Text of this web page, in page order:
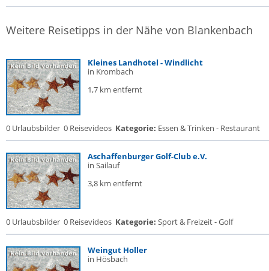
Weitere Reisetipps in der Nähe von Blankenbach
Kleines Landhotel - Windlicht
in Krombach
1,7 km entfernt
0 Urlaubsbilder 0 Reisevideos Kategorie: Essen & Trinken - Restaurant
Aschaffenburger Golf-Club e.V.
in Sailauf
3,8 km entfernt
0 Urlaubsbilder 0 Reisevideos Kategorie: Sport & Freizeit - Golf
Weingut Holler
in Hösbach